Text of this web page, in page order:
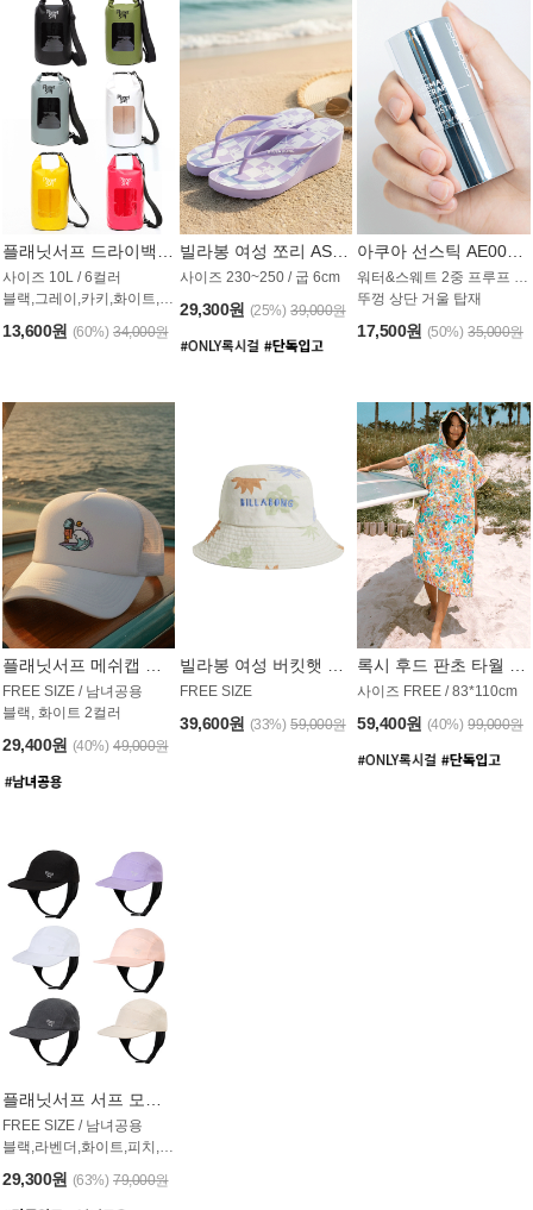
사이즈 10L / 6컬러
블랙,그레이,카키,화이트,옐로우,핑크
13,600원 (60%) 34,000원
사이즈 230~250 / 굽 6cm
29,300원 (25%) 39,000원
워터&스웨트 2중 프루프 / SPF 50+
뚜껑 상단 거울 탑재
17,500원 (50%) 35,000원
FREE SIZE / 남녀공용
블랙, 화이트 2컬러
29,400원 (40%) 49,000원
FREE SIZE
39,600원 (33%) 59,000원
사이즈 FREE / 83*110cm
59,400원 (40%) 99,000원
플래닛서프 서프 모자 UAC007PS
FREE SIZE / 남녀공용
블랙,라벤더,화이트,피치,그레이,오트밀 6컬러
29,300원 (63%) 79,000원